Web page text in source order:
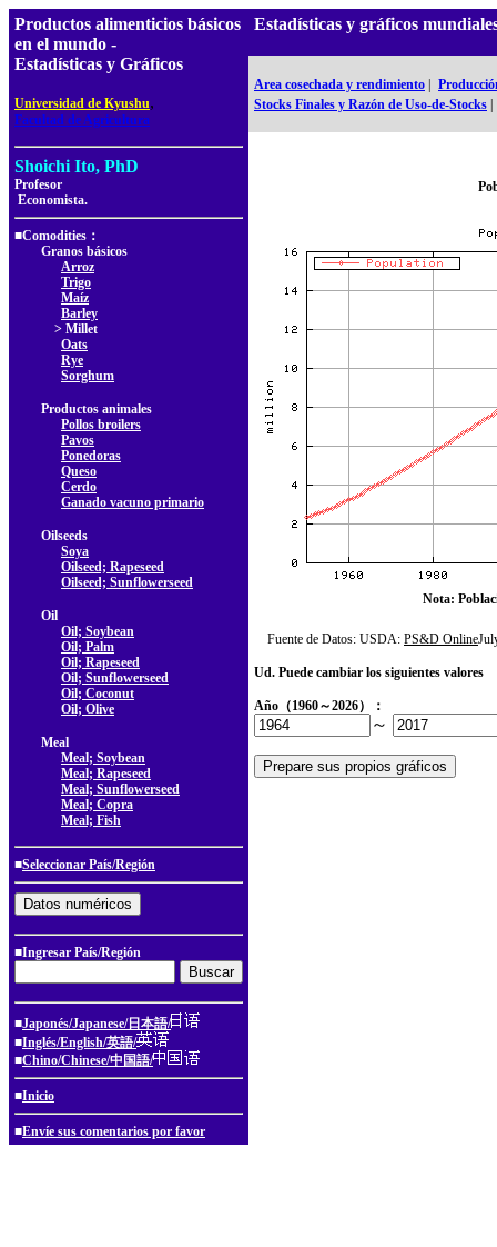
Productos alimenticios básicos
en el mundo -
Estadísticas y Gráficos
Universidad de Kyushu,
Facultad de Agricultura
Shoichi Ito, PhD
Profesor
Economista.
■Comodities：
Granos básicos
Arroz
Trigo
Maíz
Barley
> Millet
Oats
Rye
Sorghum
Productos animales
Pollos broilers
Pavos
Ponedoras
Queso
Cerdo
Ganado vacuno primario
Oilseeds
Soya
Oilseed; Rapeseed
Oilseed; Sunflowerseed
Oil
Oil; Soybean
Oil; Palm
Oil; Rapeseed
Oil; Sunflowerseed
Oil; Coconut
Oil; Olive
Meal
Meal; Soybean
Meal; Rapeseed
Meal; Sunflowerseed
Meal; Copra
Meal; Fish
■Seleccionar País/Región
■Ingresar País/Región
■Japonés/Japanese/日本語/
■Inglés/English/英語/
■Chino/Chinese/中国語/
■Inicio
■Envíe sus comentarios por favor
Estadísticas y gráficos
Area cosechada y rendimiento
Stocks Finales y Razón de Uso-de-Stocks
Nota:
Fuente de Datos: USDA: PS&D Online
Ud. Puede cambiar los siguientes valores
Año（1960～2026）：
～